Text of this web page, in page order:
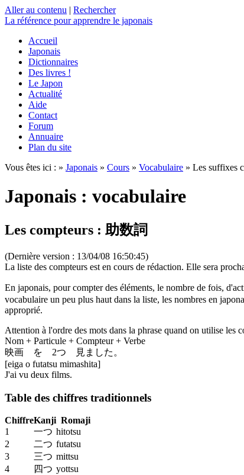
Aller au contenu | Rechercher
La référence pour apprendre le japonais
Accueil
Japonais
Dictionnaires
Des livres !
Le Japon
Actualité
Aide
Contact
Forum
Annuaire
Plan du site
Vous êtes ici : » Japonais » Cours » Vocabulaire » Les suffixes
Japonais : vocabulaire
Les compteurs : 助数詞
(Dernière version : 13/04/08 16:50:45)
La liste des compteurs est en cours de rédaction. Elle sera
En japonais, pour compter des éléments, le nombre de fois,
vocabulaire un peu plus haut dans la liste, les nombres en
approprié.
Attention à l'ordre des mots dans la phrase quand on utilise les
Nom + Particule + Compteur + Verbe
映画 を 2つ 見ました。
[eiga o futatsu mimashita]
J'ai vu deux films.
Table des chiffres traditionnels
ChiffreKanji Romaji
1
一つ hitotsu
2
二つ futatsu
3
三つ mittsu
4
四つ yottsu